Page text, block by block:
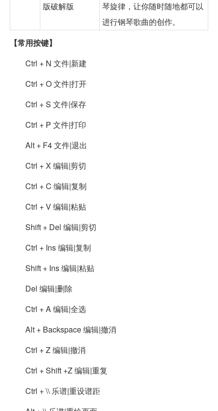
版破解版
琴旋律，让你随时随地都可以
进行钢琴歌曲的创作。
【常用按键】
Ctrl + N 文件|新建
Ctrl + O 文件|打开
Ctrl + S 文件|保存
Ctrl + P 文件|打印
Alt + F4 文件|退出
Ctrl + X 编辑|剪切
Ctrl + C 编辑|复制
Ctrl + V 编辑|粘贴
Shift + Del 编辑|剪切
Ctrl + Ins 编辑|复制
Shift + Ins 编辑|粘贴
Del 编辑|删除
Ctrl + A 编辑|全选
Alt + Backspace 编辑|撤消
Ctrl + Z 编辑|撤消
Ctrl + Shift +Z 编辑|重复
Ctrl + \\ 乐谱|重设谱距